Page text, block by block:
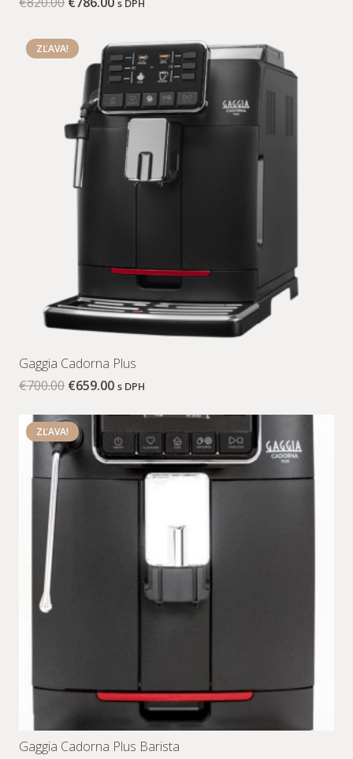
s DPH
ZĽAVA!
Gaggia Cadorna Plus
€700.00 €659.00 s DPH
ZĽAVA!
Gaggia Cadorna Plus Barista